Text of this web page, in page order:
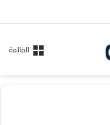
القائمة